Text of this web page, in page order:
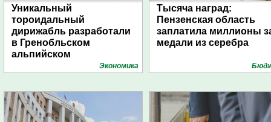
Уникальный
тороидальный
дирижабль разработали
в Гренобльском
альпийском
Экономика
Тысяча наград:
Пензенская область
заплатила миллионы
медали из серебра